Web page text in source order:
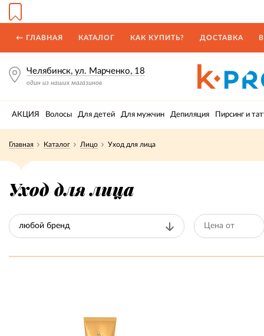
← ГЛАВНАЯ КАТАЛОГ КАК КУПИТЬ? ДОСТАВКА
Челябинск, ул. Марченко, 18
один из наших магазинов
АКЦИЯ Волосы Для детей Для мужчин Депиляция Пирсинг и
Главная Каталог Лицо Уход для лица
Уход для лица
любой бренд